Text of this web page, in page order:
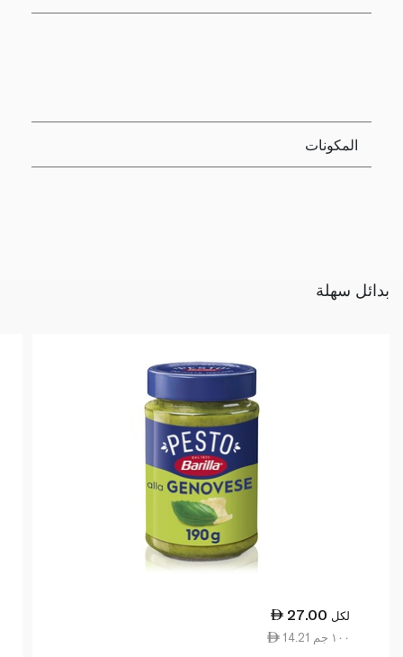
المكونات
بدائل سهلة
27.00 لكل
14.21 ١٠٠ جم